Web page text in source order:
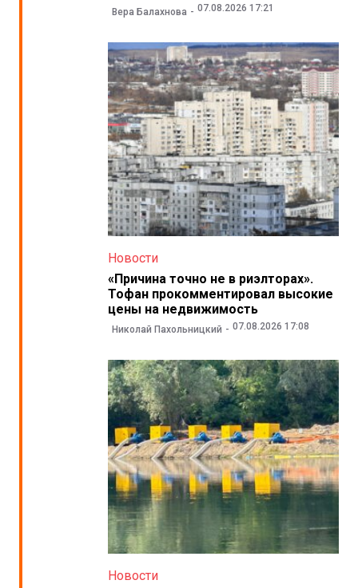
Вера Балахнова 07.08.2026 17:21
Новости
«Причина точно не в риэлторах».
Тофан прокомментировал высокие
цены на недвижимость
Николай Пахольницкий 07.08.2026 17:08
Новости